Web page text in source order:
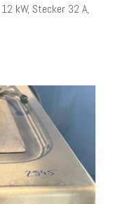
kW, Stecker 32 A,